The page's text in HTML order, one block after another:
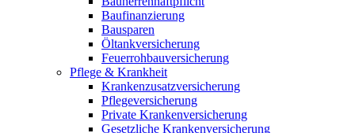
Baufinanzierung
Bausparen
Öltankversicherung
Feuerrohbauversicherung
Pflege & Krankheit
Krankenzusatzversicherung
Pflegeversicherung
Private Krankenversicherung
Gesetzliche Krankenversicherung